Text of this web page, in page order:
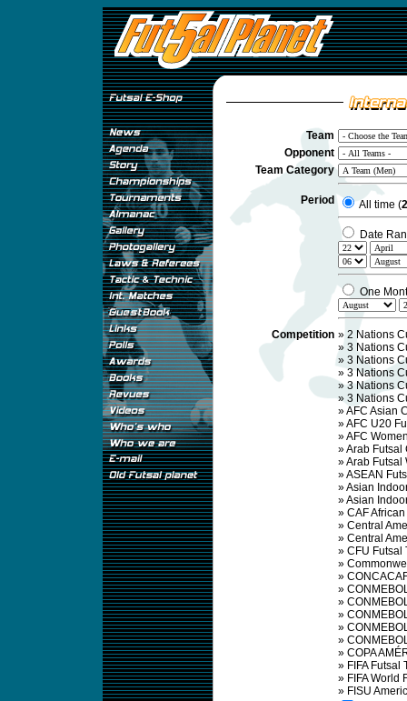
Team
Opponent
Team Category
Period All time (
Date
One
Competition » 2 Nations
» 3 Nations
» 3 Nations
» 3 Nations
»3 Nations
» 3 Nations
»AFC Asian
»AFC U20
»AFC
»Arab Futsal
»Arab Futsal
»ASEAN
»Asian
»Asian
» CAF
» Central
» Central
» CFU Futsal
»
»
»
»
»
»
»
» COPA
» FIFA Futsal
» FIFA World
» FISU